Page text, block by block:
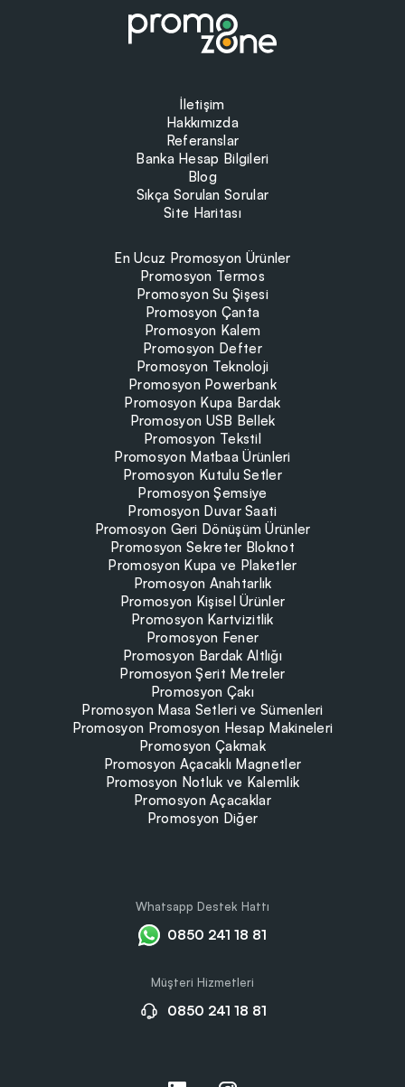
İletişim
Hakkımızda
Referanslar
Banka Hesap Bilgileri
Blog
Sıkça Sorulan Sorular
Site Haritası
En Ucuz Promosyon Ürünler
Promosyon Termos
Promosyon Su Şişesi
Promosyon Çanta
Promosyon Kalem
Promosyon Defter
Promosyon Teknoloji
Promosyon Powerbank
Promosyon Kupa Bardak
Promosyon USB Bellek
Promosyon Tekstil
Promosyon Matbaa Ürünleri
Promosyon Kutulu Setler
Promosyon Şemsiye
Promosyon Duvar Saati
Promosyon Geri Dönüşüm Ürünler
Promosyon Sekreter Bloknot
Promosyon Kupa ve Plaketler
Promosyon Anahtarlık
Promosyon Kişisel Ürünler
Promosyon Kartvizitlik
Promosyon Fener
Promosyon Bardak Altlığı
Promosyon Şerit Metreler
Promosyon Çakı
Promosyon Masa Setleri ve Sümenleri
Promosyon Promosyon Hesap Makineleri
Promosyon Çakmak
Promosyon Açacaklı Magnetler
Promosyon Notluk ve Kalemlik
Promosyon Açacaklar
Promosyon Diğer
Whatsapp Destek Hattı
0850 241 18 81
Müşteri Hizmetleri
0850 241 18 81